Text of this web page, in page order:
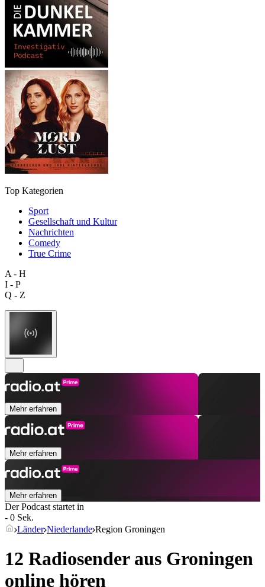
Top Kategorien
Sport
Gesellschaft und Kultur
Nachrichten
Comedy
True Crime
A - H
I - P
Q - Z
Mehr erfahren
Mehr erfahren
Mehr erfahren
Der Podcast startet in
- 0 Sek.
Länder Niederlande Region Groningen
12 Radiosender aus Groningen
online hören